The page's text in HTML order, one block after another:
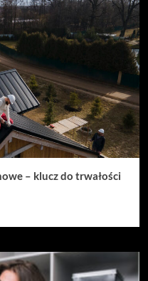
– klucz do trwałości